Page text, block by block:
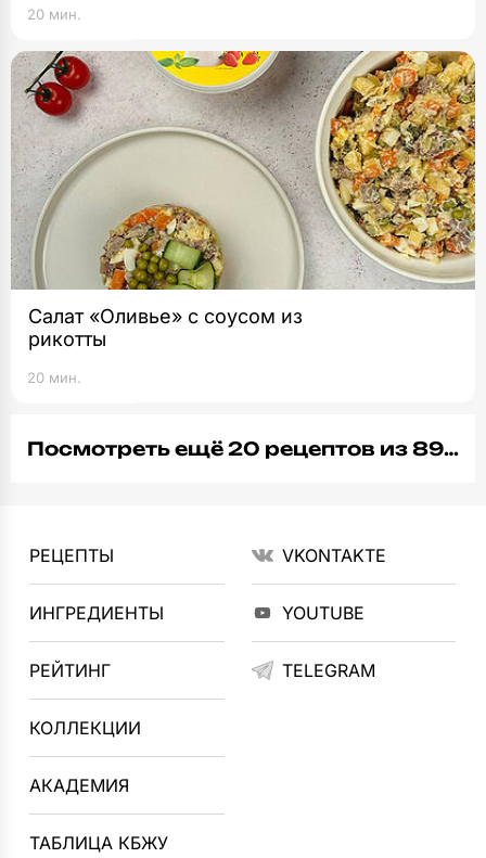
20 мин.
Салат «Оливье» с соусом из
рикотты
20 мин.
Посмотреть ещё 20 рецептов из 89…
РЕЦЕПТЫ
ИНГРЕДИЕНТЫ
РЕЙТИНГ
КОЛЛЕКЦИИ
АКАДЕМИЯ
ТАБЛИЦА КБЖУ
VKONTAKTE
YOUTUBE
TELEGRAM